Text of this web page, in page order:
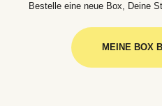
Bestelle eine neue Box, Deine
MEINE BOX